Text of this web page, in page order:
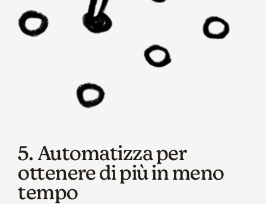
5. Automatizza per
ottenere di più in meno
tempo